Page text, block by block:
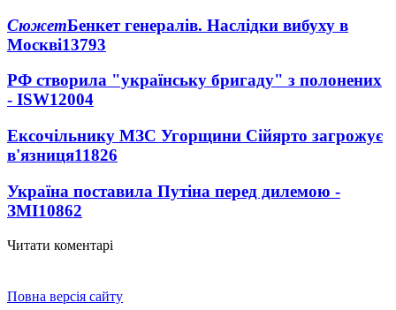
СюжетБенкет генералів. Наслідки вибуху в
Москві13793
РФ створила "українську бригаду" з полонених
- ISW12004
Ексочільнику МЗС Угорщини Сійярто загрожує
в'язниця11826
Україна поставила Путіна перед дилемою -
ЗМІ10862
Читати коментарі
Повна версія сайту